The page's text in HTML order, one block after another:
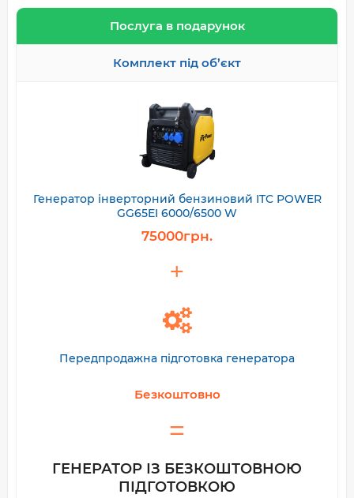
Послуга в подарунок
Комплект під об’єкт
Генератор інверторний бензиновий ITC POWER
GG65EI 6000/6500 W
75000грн.
Передпродажна підготовка генератора
Безкоштовно
ГЕНЕРАТОР ІЗ БЕЗКОШТОВНОЮ
ПІДГОТОВКОЮ